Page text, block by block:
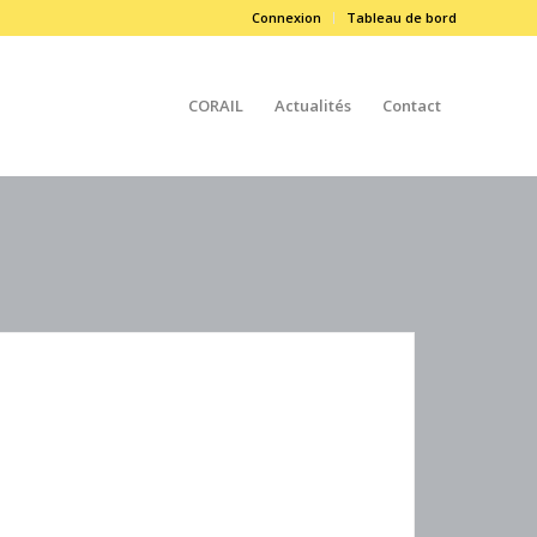
Connexion Tableau de bord
CORAIL Actualités Contact